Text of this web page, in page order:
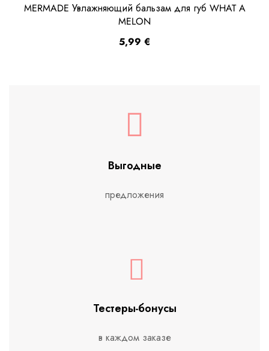
MERMADE Увлажняющий бальзам для губ WHAT A
MELON
5,99 €
Выгодные
предложения
Тестеры-бонусы
в каждом заказе